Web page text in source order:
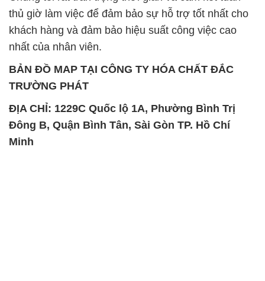
TRƯỜNG PHÁT
ĐỊA CHỈ: 1229C Quốc lộ 1A, Phường Bình Trị
Đông B, Quận Bình Tân, Sài Gòn TP. Hồ Chí
Minh